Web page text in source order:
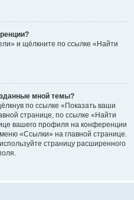
и щёлкните по ссылке «Найти
мной темы?
по ссылке «Показать ваши
странице, по ссылке «Найти
вашего профиля на конференции
«Ссылки» на главной странице.
страницу расширенного